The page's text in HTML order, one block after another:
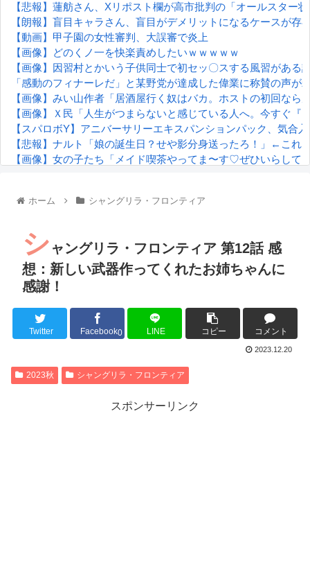
【悲報】蓮舫さん、Xリポスト欄が高市批判の「オールスタ
【朗報】盲目キャラさん、盲目がデメリットになるケースが存
【動画】甲子園の女性審判、大誤審で炎上
【画像】どのくノ一を快楽責めしたいｗｗｗｗｗ
【画像】因習村とかいう子供同士で初セッ〇スする風習がある
「感動のフィナーレだ」と某野党が達成した偉業に称賛の声
【画像】みい山作者「居酒屋行く奴はバカ。ホストの初回な
【画像】Ｘ民「人生がつまらないと感じている人へ。今すぐ
【スパロボY】アニバーサリーエキスパンションパック、気合
【悲報】ナルト「娘の誕生日？せや影分身送ったろ！」←これ
【画像】女の子たち「メイド喫茶やってま〜す♡ぜひいらして
『進撃の巨人』で一番面白いところってｗｗｗｗｗ
るろうに剣心 -明治剣客浪漫譚- 京都動乱 第33話の感想
同盟、帝国、フェザーン。生まれるなら何処がいいか問題！
Powered by livedoor 相互RSS
ホーム シャングリラ・フロンティア
シ ャングリラ・フロンティア 第12話 感
想：新しい武器作ってくれたお姉ちゃんに
感謝！
Twitter Facebook0 LINE コピー コメント
2023.12.20
2023秋 シャングリラ・フロンティア
スポンサーリンク